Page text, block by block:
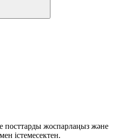
посттарды жоспарлаңыз және
істемесектен.